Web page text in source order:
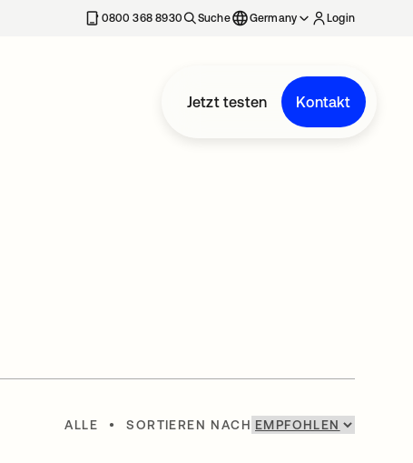
0800 368 8930 Suche Germany Login
Jetzt testen Kontakt
ALLE • SORTIEREN NACH